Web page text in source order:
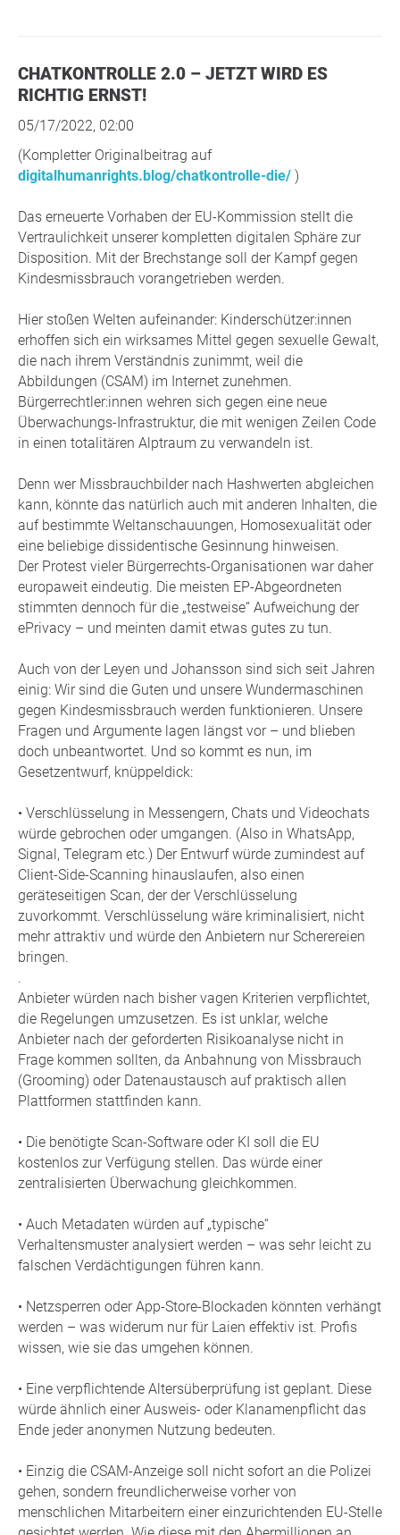
CHATKONTROLLE 2.0 – JETZT WIRD ES
RICHTIG ERNST!
05/17/2022, 02:00
(Kompletter Originalbeitrag auf
digitalhumanrights.blog/chatkontrolle-die/ )
Das erneuerte Vorhaben der EU-Kommission stellt die
Vertraulichkeit unserer kompletten digitalen Sphäre zur
Disposition. Mit der Brechstange soll der Kampf gegen
Kindesmissbrauch vorangetrieben werden.
Hier stoßen Welten aufeinander: Kinderschützer:innen
erhoffen sich ein wirksames Mittel gegen sexuelle Gewalt,
die nach ihrem Verständnis zunimmt, weil die
Abbildungen (CSAM) im Internet zunehmen.
Bürgerrechtler:innen wehren sich gegen eine neue
Überwachungs-Infrastruktur, die mit wenigen Zeilen Code
in einen totalitären Alptraum zu verwandeln ist.
Denn wer Missbrauchbilder nach Hashwerten abgleichen
kann, könnte das natürlich auch mit anderen Inhalten, die
auf bestimmte Weltanschauungen, Homosexualität oder
eine beliebige dissidentische Gesinnung hinweisen.
Der Protest vieler Bürgerrechts-Organisationen war daher
europaweit eindeutig. Die meisten EP-Abgeordneten
stimmten dennoch für die „testweise“ Aufweichung der
ePrivacy – und meinten damit etwas gutes zu tun.
Auch von der Leyen und Johansson sind sich seit Jahren
einig: Wir sind die Guten und unsere Wundermaschinen
gegen Kindesmissbrauch werden funktionieren. Unsere
Fragen und Argumente lagen längst vor – und blieben
doch unbeantwortet. Und so kommt es nun, im
Gesetzentwurf, knüppeldick:
• Verschlüsselung in Messengern, Chats und Videochats
würde gebrochen oder umgangen. (Also in WhatsApp,
Signal, Telegram etc.) Der Entwurf würde zumindest auf
Client-Side-Scanning hinauslaufen, also einen
geräteseitigen Scan, der der Verschlüsselung
zuvorkommt. Verschlüsselung wäre kriminalisiert, nicht
mehr attraktiv und würde den Anbietern nur Scherereien
bringen.
.
Anbieter würden nach bisher vagen Kriterien verpflichtet,
die Regelungen umzusetzen. Es ist unklar, welche
Anbieter nach der geforderten Risikoanalyse nicht in
Frage kommen sollten, da Anbahnung von Missbrauch
(Grooming) oder Datenaustausch auf praktisch allen
Plattformen stattfinden kann.
• Die benötigte Scan-Software oder KI soll die EU
kostenlos zur Verfügung stellen. Das würde einer
zentralisierten Überwachung gleichkommen.
• Auch Metadaten würden auf „typische“
Verhaltensmuster analysiert werden – was sehr leicht zu
falschen Verdächtigungen führen kann.
• Netzsperren oder App-Store-Blockaden könnten verhängt
werden – was widerum nur für Laien effektiv ist. Profis
wissen, wie sie das umgehen können.
• Eine verpflichtende Altersüberprüfung ist geplant. Diese
würde ähnlich einer Ausweis- oder Klanamenpflicht das
Ende jeder anonymen Nutzung bedeuten.
• Einzig die CSAM-Anzeige soll nicht sofort an die Polizei
gehen, sondern freundlicherweise vorher von
menschlichen Mitarbeitern einer einzurichtenden EU-Stelle